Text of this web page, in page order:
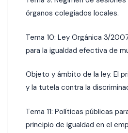
órganos colegiados locales.
Tema 10: Ley Orgánica 3/
para la igualdad efectiva de
Objeto y ámbito de la ley. El
y la tutela contra la
Tema 11: Políticas públicas
principio de igualdad en el